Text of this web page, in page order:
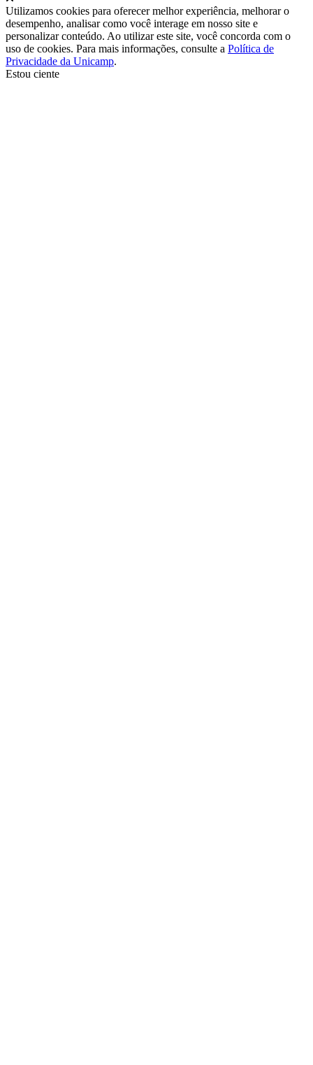
Utilizamos cookies para oferecer melhor experiência, melhorar o
desempenho, analisar como você interage em nosso site e
personalizar conteúdo. Ao utilizar este site, você concorda com o
uso de cookies. Para mais informações, consulte a Política de
Privacidade da Unicamp.
Estou ciente